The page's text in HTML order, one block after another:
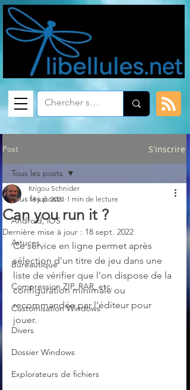
Post S'inscrire
Tous les posts
Android, iOS
Astuces
Bureautique
Compression ZIP, RAR, etc.
Customisation Windows
Divers
Dossier Windows
Explorateurs de fichiers
Tous les posts
Can you run it ?
Krigou Schnider
13 juil. 2021 1 min de lecture
Dernière mise à jour : 18 sept. 2022
Ce service en ligne permet après
sélection d'un titre de jeu dans une
liste de vérifier que l'on dispose de la
configuration minimale ou
recommandée par l'éditeur pour
jouer.